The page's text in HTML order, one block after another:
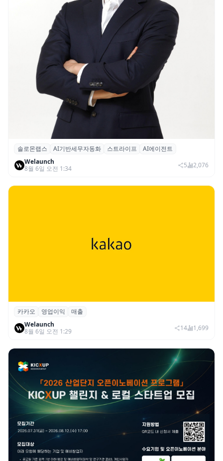
솔로몬랩스, 스트라이프 출신 이창헌 영입…
절세 전략 AI 에이전트 개발 본격화
솔로몬랩스 AI기반세무자동화 스트라이프
AI에이전트
Welaunch
8월 6일 오전 1:34
5 2,076
카카오, 2026년 2분기 매출 2조985억·영업
이익 2770억…역대 분기 최대
카카오 영업이익
매출
Welaunch
8월 6일 오전 1:29
14 1,699